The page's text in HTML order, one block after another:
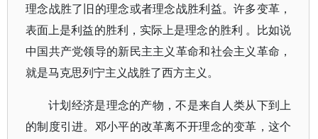
理念战胜了旧的理念或者理念战胜利益。许多变革，
表面上是利益的胜利，实际上是理念的胜利 。比如说
中国共产党领导的新民主主义革命和社会主义革命，
就是马克思列宁主义战胜了西方主义。
计划经济是理念的产物，不是来自人类从下到上
的制度引进。邓小平的改革离不开理念的变革，这个